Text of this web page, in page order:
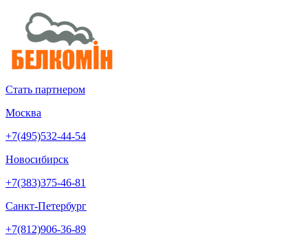
Стать партнером
Москва
+7(495)532-44-54
Новосибирск
+7(383)375-46-81
Санкт-Петербург
+7(812)906-36-89